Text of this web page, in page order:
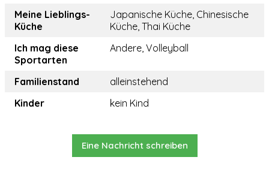
Meine Lieblings-
Küche
Japanische Küche, Chinesische
Küche, Thai Küche
Ich mag diese
Sportarten
Andere, Volleyball
Familienstand
alleinstehend
Kinder
kein Kind
Eine Nachricht schreiben